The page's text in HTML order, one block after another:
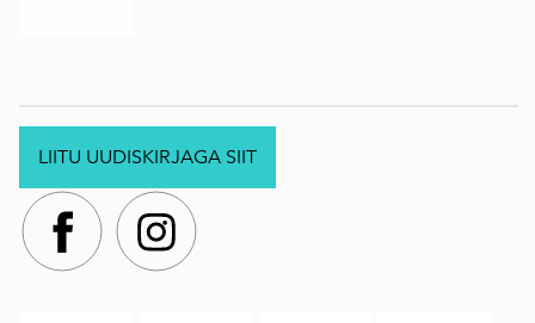
LIITU UUDISKIRJAGA SIIT